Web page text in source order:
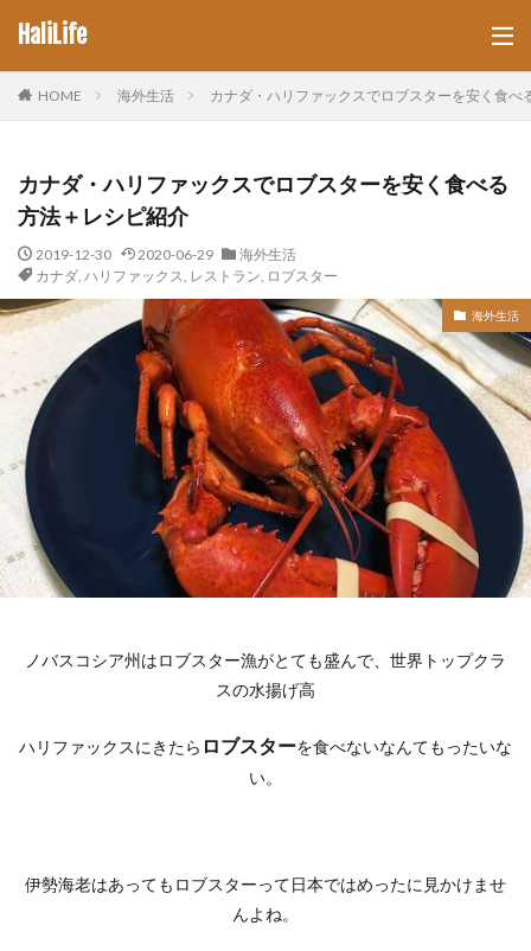
HaliLife
HOME 海外生活 カナダ・ハリファックスでロブスターを安く食べ
カナダ・ハリファックスでロブスターを安く食べる
方法＋レシピ紹介
2019-12-30 2020-06-29
海外生活
カナダ, ハリファックス, レストラン, ロブスター
海外生活
ノバスコシア州はロブスター漁がとても盛んで、世界トップクラ
スの水揚げ高
ハリファックスにきたら ロブスターを食べないなんてもったいな
い。
伊勢海老はあってもロブスターって日本ではめったに見かけませ
んよね。